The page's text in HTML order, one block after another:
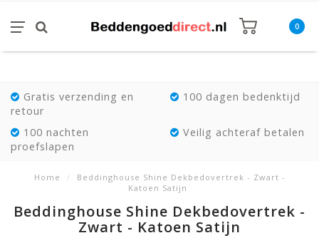
0
Gratis verzending en
retour
100 dagen bedenktijd
100 nachten
proefslapen
Veilig achteraf betalen
Home /
Beddinghouse Shine Dekbedovertrek - Zwart -
Katoen Satijn
Beddinghouse Shine Dekbedovertrek -
Zwart - Katoen Satijn